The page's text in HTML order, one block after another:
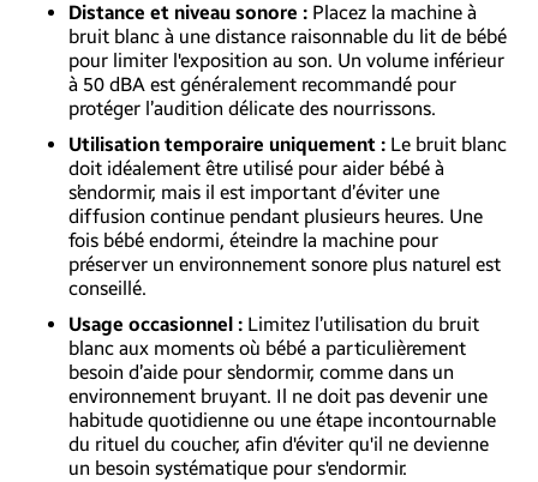
Distance et niveau sonore : Placez la machine à
bruit blanc à une distance raisonnable du lit de bébé
pour limiter l'exposition au son. Un volume inférieur
à 50 dBA est généralement recommandé pour
protéger l’audition délicate des nourrissons.
Utilisation temporaire uniquement : Le bruit blanc
doit idéalement être utilisé pour aider bébé à
s’endormir, mais il est important d’éviter une
diffusion continue pendant plusieurs heures. Une
fois bébé endormi, éteindre la machine pour
préserver un environnement sonore plus naturel est
conseillé.
Usage occasionnel : Limitez l’utilisation du bruit
blanc aux moments où bébé a particulièrement
besoin d’aide pour s’endormir, comme dans un
environnement bruyant. Il ne doit pas devenir une
habitude quotidienne ou une étape incontournable
du rituel du coucher, afin d'éviter qu'il ne devienne
un besoin systématique pour s'endormir.